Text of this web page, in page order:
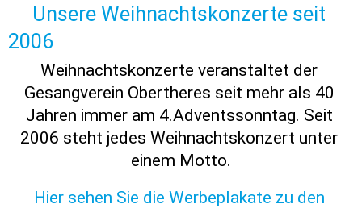
Unsere Weihnachtskonzerte seit
2006
​Weihnachtskonzerte veranstaltet der
Gesangverein Obertheres seit mehr als 40
Jahren immer am 4.Adventssonntag. Seit
2006 steht jedes Weihnachtskonzert unter
einem Motto.​
Hier sehen Sie die Werbeplakate zu den